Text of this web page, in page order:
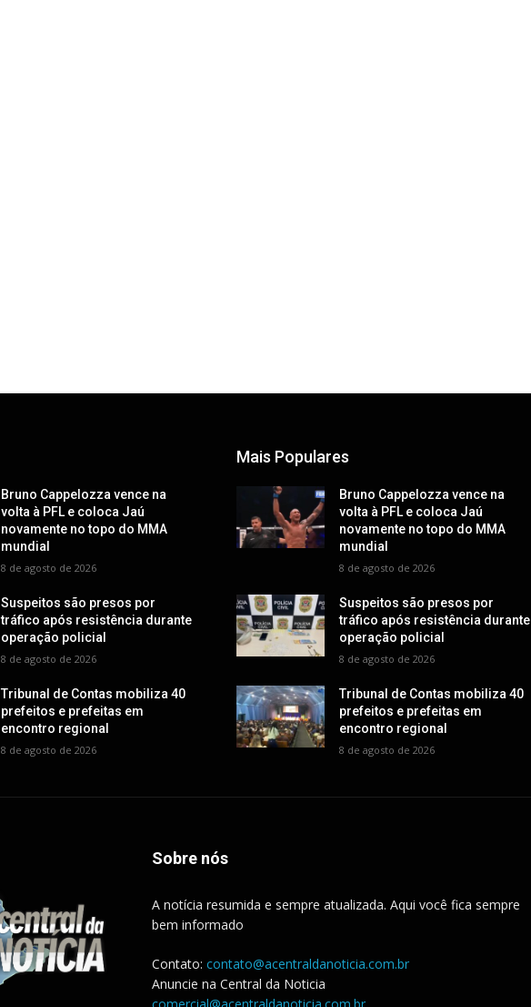
Bruno Cappelozza vence na
volta à PFL e coloca Jaú
novamente no topo do MMA
mundial
8 de agosto de 2026
Suspeitos são presos por
tráfico após resistência durante
operação policial
8 de agosto de 2026
Tribunal de Contas mobiliza 40
prefeitos e prefeitas em
encontro regional
8 de agosto de 2026
Mais Populares
Bruno Cappelozza vence na
volta à PFL e coloca Jaú
novamente no topo do MMA
mundial
8 de agosto de 2026
Suspeitos são presos por
tráfico após resistência durante
operação policial
8 de agosto de 2026
Tribunal de Contas mobiliza 40
prefeitos e prefeitas em
encontro regional
8 de agosto de 2026
Sobre nós
A notícia resumida e sempre atualizada. Aqui você fica sempre
bem informado
Contato: contato@acentraldanoticia.com.br
Anuncie na Central da Noticia